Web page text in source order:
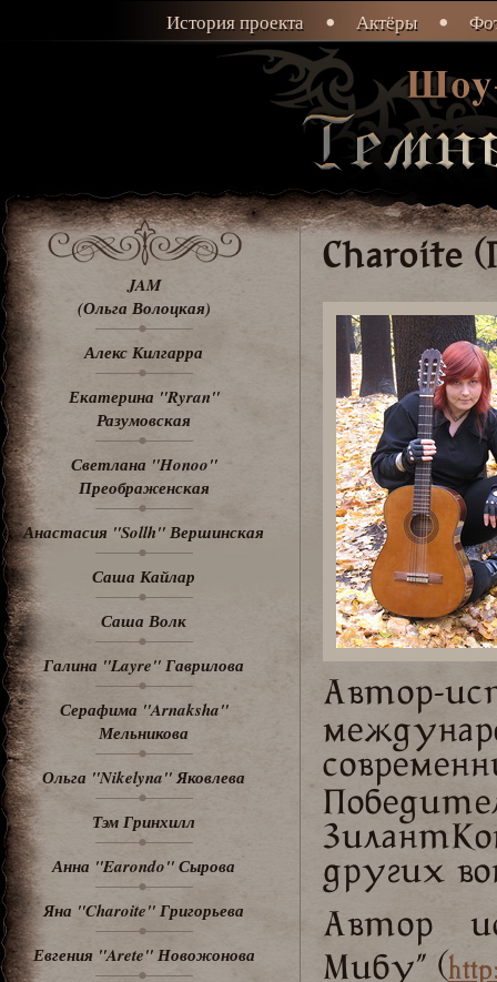
JAM
(Ольга Волоцкая)
Алекс Килгарра
Екатерина "Ryran"
Разумовская
Светлана "Honoo"
Преображенская
Анастасия "Sollh" Вершинская
Саша Кайлар
Саша Волк
Галина "Layre" Гаврилова
Серафима "Arnaksha"
Мельникова
Ольга "Nikelyna" Яковлева
Тэм Гринхилл
Анна "Earondo" Сырова
Яна "Charoite" Григорьева
Евгения "Arete" Новожонова
Charoite
Автор-
других
Автор
Мибу" (
История проекта Актёры